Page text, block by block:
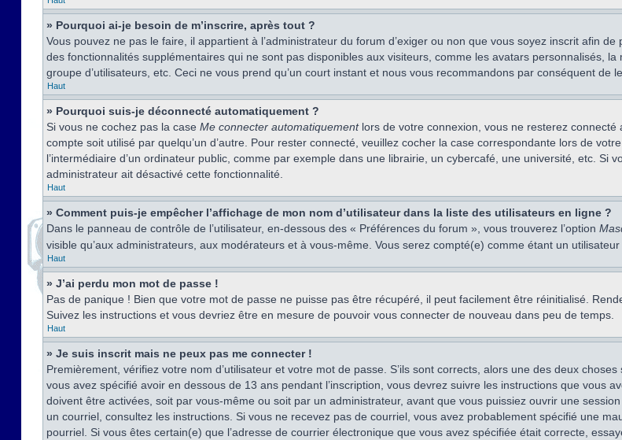
» Pourquoi ai-je besoin de m’inscrire, après tout ?
Vous pouvez ne pas le faire, il appartient à l’administrateur du forum d’exiger ou non que vous soyez inscrit afin
des fonctionnalités supplémentaires qui ne sont pas disponibles aux visiteurs, comme les avatars personnalisés,
groupe d’utilisateurs, etc. Ceci ne vous prend qu’un court instant et nous vous recommandons par conséquent de le
Haut
» Pourquoi suis-je déconnecté automatiquement ?
Si vous ne cochez pas la case Me connecter automatiquementlors de votre connexion, vous ne resterez connecté
compte soit utilisé par quelqu’un d’autre. Pour rester connecté, veuillez cocher la case correspondante lors de
l’intermédiaire d’un ordinateur public, comme par exemple dans une librairie, un cybercafé, une université, etc. Si
administrateur ait désactivé cette fonctionnalité.
Haut
» Comment puis-je empêcher l’affichage de mon nom d’utilisateur dans la liste des utilisateurs en ligne ?
Dans le panneau de contrôle de l’utilisateur, en-dessous des « Préférences du forum », vous trouverez l’option
visible qu’aux administrateurs, aux modérateurs et à vous-même. Vous serez compté(e) comme étant un utilisateur
Haut
» J’ai perdu mon mot de passe !
Pas de panique ! Bien que votre mot de passe ne puisse pas être récupéré, il peut facilement être réinitialisé.
Suivez les instructions et vous devriez être en mesure de pouvoir vous connecter de nouveau dans peu de temps.
Haut
» Je suis inscrit mais ne peux pas me connecter !
Premièrement, vérifiez votre nom d’utilisateur et votre mot de passe. S’ils sont corrects, alors une des deux
vous avez spécifié avoir en dessous de 13 ans pendant l’inscription, vous devrez suivre les instructions que vous
doivent être activées, soit par vous-même ou soit par un administrateur, avant que vous puissiez ouvrir une
un courriel, consultez les instructions. Si vous ne recevez pas de courriel, vous avez probablement spécifié une
pourriel. Si vous êtes certain(e) que l’adresse de courrier électronique que vous avez spécifiée était correcte,